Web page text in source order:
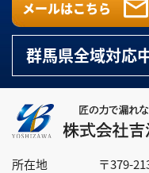
群馬県全域対応
所在地
〒379-